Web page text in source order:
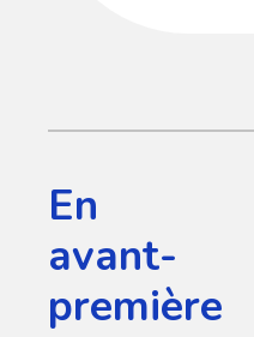
En
avant-
première